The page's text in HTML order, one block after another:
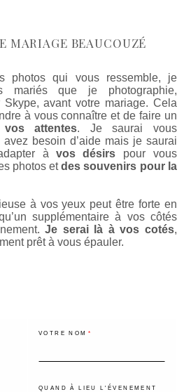
MARIAGE BEAUCOUZÉ
photos qui vous ressemble, je
mariés que je photographie,
avant votre mariage. Cela
à vous connaître et de faire un
vos attentes. Je saurai vous
besoin d’aide mais je saurai
à vos désirs pour vous
photos etdes souvenirs pour la
à vos yeux peut être forte en
supplémentaire à vos côtés
Je serai là à vos cotés,
prêt à vous épauler.
VOTRE NOM
QUAND À LIEU L'ÉVENEMENT